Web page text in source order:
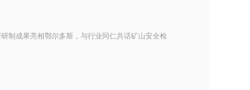
制成果亮相鄂尔多斯，与行业同仁共话矿山安全检